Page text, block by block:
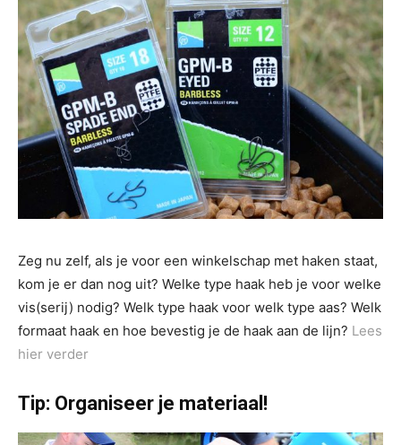
Zeg nu zelf, als je voor een winkelschap met haken staat,
kom je er dan nog uit? Welke type haak heb je voor welke
vis(serij) nodig? Welk type haak voor welk type aas? Welk
formaat haak en hoe bevestig je de haak aan de lijn? Lees
hier verder
Tip: Organiseer je materiaal!